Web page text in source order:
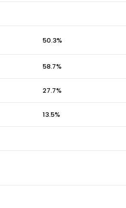
50.3%
58.7%
27.7%
13.5%